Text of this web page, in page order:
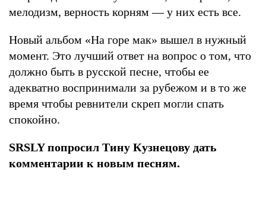
мелодизм, верность корням — у них есть все.
Новый альбом «На горе мак» вышел в нужный
момент. Это лучший ответ на вопрос о том, что
должно быть в русской песне, чтобы ее
адекватно воспринимали за рубежом и в то же
время чтобы ревнители скреп могли спать
спокойно.
SRSLY попросил Тину Кузнецову дать
комментарии к новым песням.